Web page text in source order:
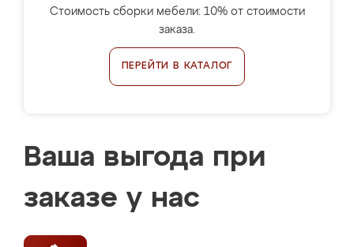
Стоимость сборки мебели: 10% от стоимости
заказа.
ПЕРЕЙТИ В КАТАЛОГ
Ваша выгода при
заказе у нас